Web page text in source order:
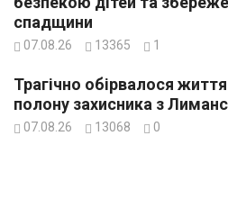
спадщини
07.08.26 13365 1
Трагічно обірвалося
полону захисника з
07.08.26 13068 0